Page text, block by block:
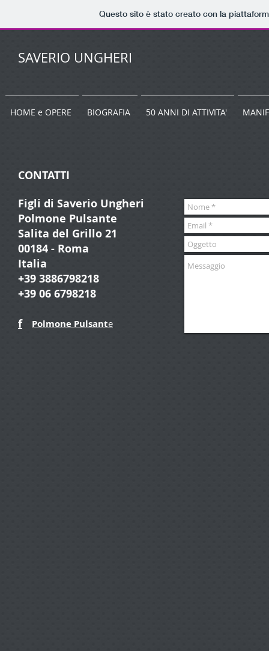
Questo sito è stato creato con la
SAVERIO UNGHERI
HOME e OPERE BIOGRAFIA 50 ANNI DI ATTIVITA'
CONTATTI
Figli di Saverio Ungheri
Polmone Pulsante
Salita del Grillo 21
00184 - Roma
Italia
+39 3886798218
+39 06 6798218
f
Polmone Pulsante